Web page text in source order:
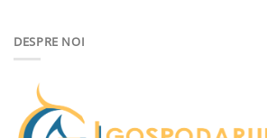
4.935,00lei.
DESPRE NOI